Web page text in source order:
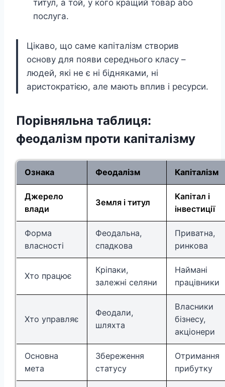
титул, а той, у кого кращий товар або
послуга.
Цікаво, що саме капіталізм створив
основу для появи середнього класу –
людей, які не є ні бідняками, ні
аристократією, але мають вплив і ресурси.
Порівняльна таблиця:
феодалізм проти капіталізму
Ознака Феодалізм Капіталізм
Джерело
влади
Земля і титул
Капітал і
інвестиції
Форма
власності
Феодальна,
спадкова
Приватна,
ринкова
Хто працює
Кріпаки,
залежні селяни
Наймані
працівники
Хто управляє
Феодали,
шляхта
Власники
бізнесу,
акціонери
Основна
мета
Збереження
статусу
Отримання
прибутку